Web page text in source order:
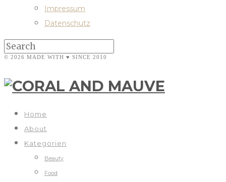
Impressum
Datenschutz
© 2026 MADE WITH ♥ SINCE 2010
Home
About
Kategorien
Beauty
Food